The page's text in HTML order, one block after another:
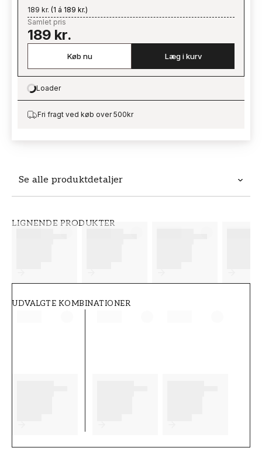
Se alle produktdetaljer
LIGNENDE PRODUKTER
UDVALGTE KOMBINATIONER
189 kr. (1 á 189 kr.)
Samlet pris
189 kr.
Køb nu Læg i kurv
Loading…
Loader
Fri fragt ved køb over 500kr